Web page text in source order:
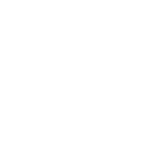
intervention on the historic
(rosewood), its severe
are upholstered in original